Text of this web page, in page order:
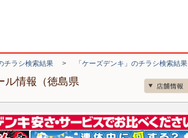
チラシ検索結果 > 「ケーズデンキ」のチラシ検索結果
ル情報（徳島県